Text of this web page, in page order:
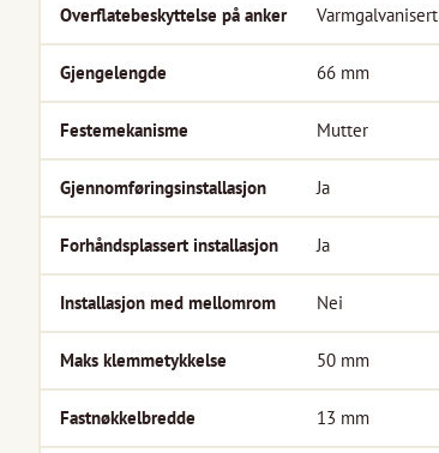
Overflatebeskyttelse på anker Varmgalvanisert
Gjengelengde 66 mm
Festemekanisme Mutter
Gjennomføringsinstallasjon Ja
Forhåndsplassert installasjon Ja
Installasjon med mellomrom Nei
Maks klemmetykkelse 50 mm
Fastnøkkelbredde 13 mm